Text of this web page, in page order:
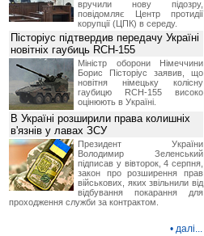
вручили нову підозру,
повідомляє Центр протидії
корупції (ЦПК) в середу.
Пісторіус підтвердив передачу Україні
новітніх гаубиць RCH-155
Міністр оборони Німеччини
Борис Пісторіус заявив, що
новітня німецьку колісну
гаубицю RCH-155 високо
оцінюють в Україні.
В Україні розширили права колишніх
в'язнів у лавах ЗСУ
Президент України
Володимир Зеленський
підписав у вівторок, 4 серпня,
закон про розширення прав
військових, яких звільнили від
відбування покарання для
проходження служби за контрактом.
• далі...